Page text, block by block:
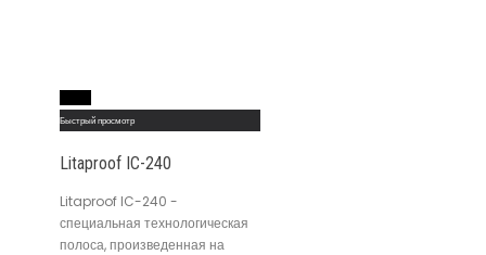
Быстрый просмотр
Litaproof IC-240
Litaproof IC-240 -
специальная технологическая
полоса, произведенная на